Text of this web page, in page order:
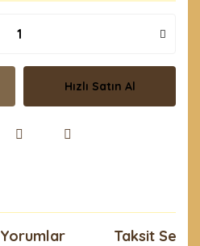
Hızlı Satın Al
Yorumlar Taksit